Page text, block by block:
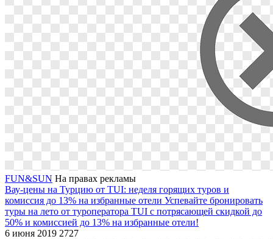
FUN&SUN На правах рекламы
Вау-цены на Турцию от TUI: неделя горящих туров и
комиссия до 13% на избранные отели Успевайте бронировать
туры на лето от туроператора TUI с потрясающей скидкой до
50% и комиссией до 13% на избранные отели!
6 июня 2019 2727